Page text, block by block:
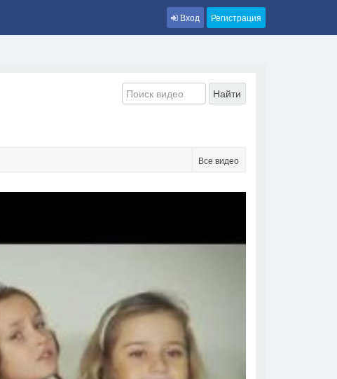
Вход Регистрация
Найти
Все видео